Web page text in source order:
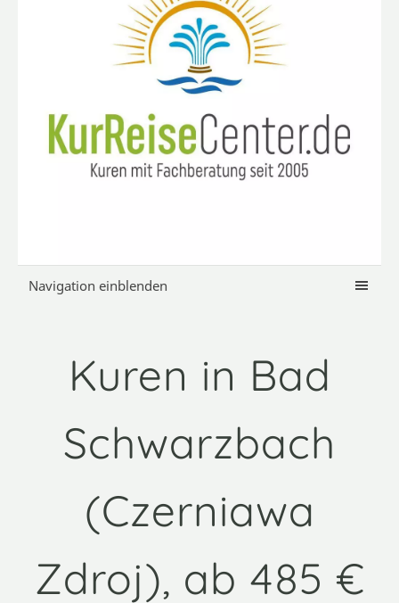
Navigation einblenden
Kuren in Bad
Schwarzbach
(Czerniawa
Zdroj), ab 485 €